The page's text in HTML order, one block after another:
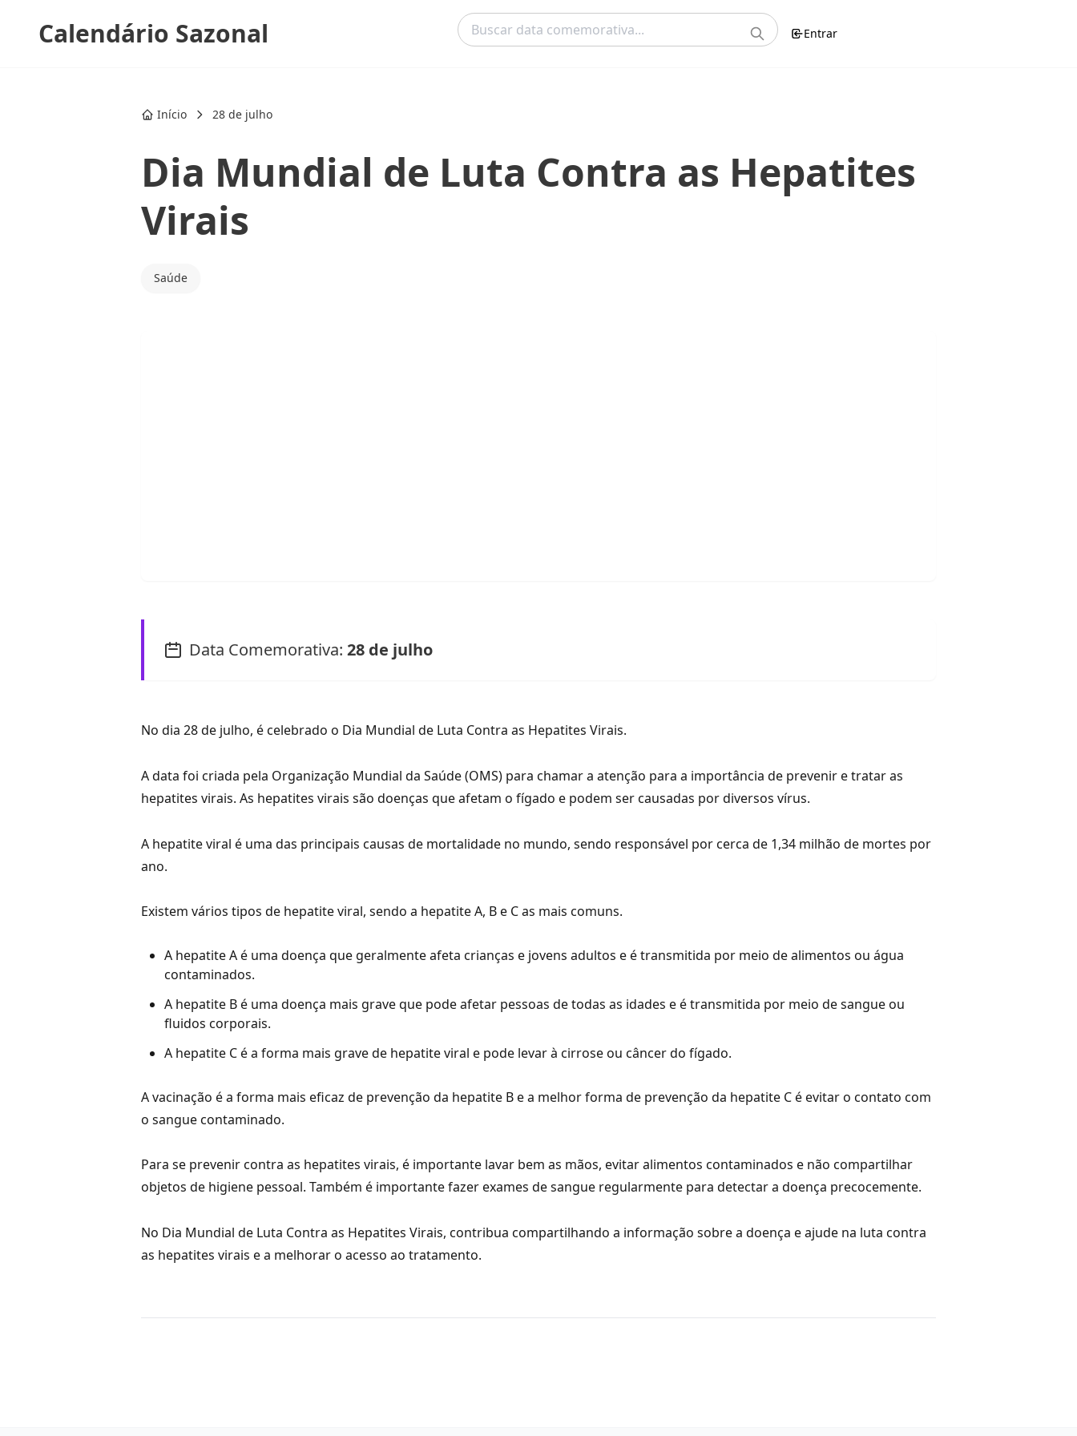
Calendário Sazonal Entrar
Início 28 de julho
Dia Mundial de Luta Contra as Hepatites
Virais
Saúde
Data Comemorativa: 28 de julho
No dia 28 de julho, é celebrado o Dia Mundial de Luta Contra as Hepatites Virais.
A data foi criada pela Organização Mundial da Saúde (OMS) para chamar a atenção para a importância de prevenir e tratar as
hepatites virais. As hepatites virais são doenças que afetam o fígado e podem ser causadas por diversos vírus.
A hepatite viral é uma das principais causas de mortalidade no mundo, sendo responsável por cerca de 1,34 milhão de mortes por
ano.
Existem vários tipos de hepatite viral, sendo a hepatite A, B e C as mais comuns.
A hepatite A é uma doença que geralmente afeta crianças e jovens adultos e é transmitida por meio de alimentos ou água
contaminados.
A hepatite B é uma doença mais grave que pode afetar pessoas de todas as idades e é transmitida por meio de sangue ou
fluidos corporais.
A hepatite C é a forma mais grave de hepatite viral e pode levar à cirrose ou câncer do fígado.
A vacinação é a forma mais eficaz de prevenção da hepatite B e a melhor forma de prevenção da hepatite C é evitar o contato com
o sangue contaminado.
Para se prevenir contra as hepatites virais, é importante lavar bem as mãos, evitar alimentos contaminados e não compartilhar
objetos de higiene pessoal. Também é importante fazer exames de sangue regularmente para detectar a doença precocemente.
No Dia Mundial de Luta Contra as Hepatites Virais, contribua compartilhando a informação sobre a doença e ajude na luta contra
as hepatites virais e a melhorar o acesso ao tratamento.